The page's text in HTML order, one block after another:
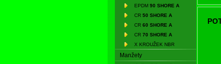
EPDM 90 SHORE A
CR 50 SHORE A
CR 60 SHORE A
CR 70 SHORE A
X KROUŽEK NBR
Manžety